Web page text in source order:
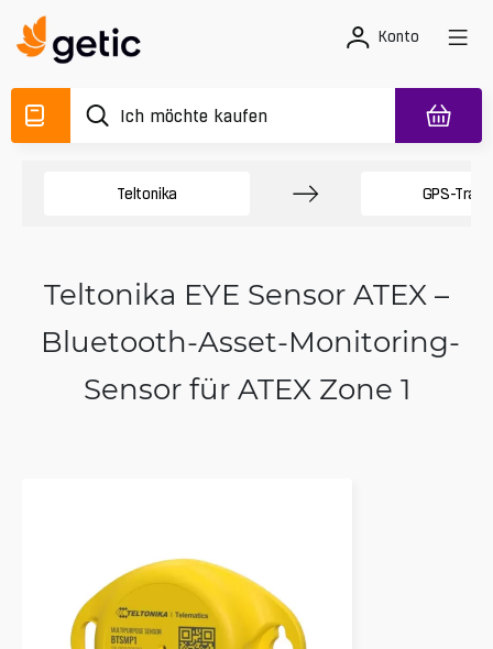
Konto
Teltonika GPS-
Teltonika EYE Sensor ATEX –
Bluetooth-Asset-Monitoring-
Sensor für ATEX Zone 1